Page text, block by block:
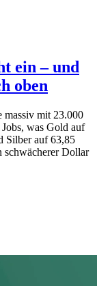
ein – und
oben
massiv mit 23.000
was Gold auf
Silber auf 63,85
schwächerer Dollar